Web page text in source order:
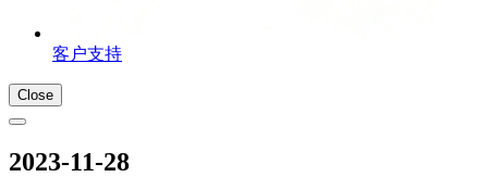
客户支持
Close
2023-11-28